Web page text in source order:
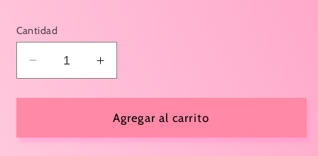
Cantidad
Reducir
cantidad
para
Aumentar
cantidad
para
PERFUME
Agregar al carrito